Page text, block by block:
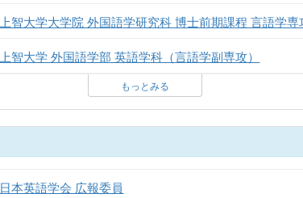
上智大学大学院 外国語学研究科 博士前期課程 言語学専
上智大学 外国語学部 英語学科（言語学副専攻）
もっとみる
日本英語学会 広報委員